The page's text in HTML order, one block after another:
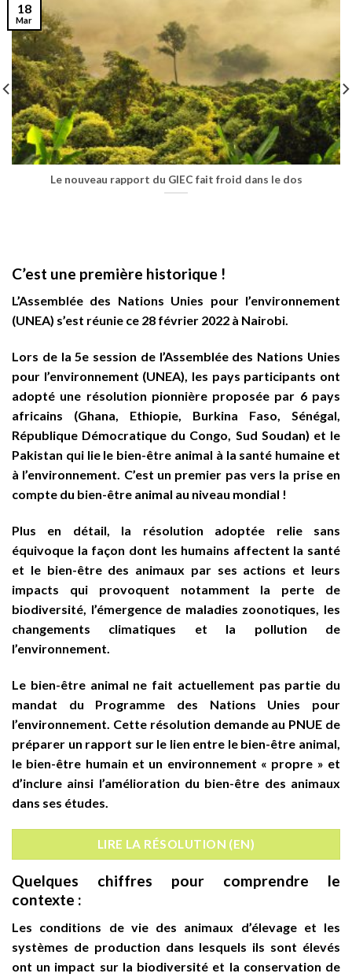
Le nouveau rapport du GIEC fait froid dans le dos
18
Mar
C’est une première historique !
L’Assemblée des Nations Unies pour l’environnement
(UNEA) s’est réunie ce 28 février 2022 à Nairobi.
Lors de la 5e session de l’Assemblée des Nations Unies
pour l’environnement (UNEA), les pays participants ont
adopté une résolution pionnière proposée par 6 pays
africains (Ghana, Ethiopie, Burkina Faso, Sénégal,
République Démocratique du Congo, Sud Soudan) et le
Pakistan qui lie le bien-être animal à la santé humaine et
à l’environnement. C’est un premier pas vers la prise en
compte du bien-être animal au niveau mondial !
Plus en détail, la résolution adoptée relie sans
équivoque la façon dont les humains affectent la santé
et le bien-être des animaux par ses actions et leurs
impacts qui provoquent notamment la perte de
biodiversité, l’émergence de maladies zoonotiques, les
changements climatiques et la pollution de
l’environnement.
Le bien-être animal ne fait actuellement pas partie du
mandat du Programme des Nations Unies pour
l’environnement. Cette résolution demande au PNUE de
préparer un rapport sur le lien entre le bien-être animal,
le bien-être humain et un environnement « propre » et
d’inclure ainsi l’amélioration du bien-être des animaux
dans ses études.
LIRE LA RÉSOLUTION (EN)
Quelques chiffres pour comprendre le
contexte :
Les conditions de vie des animaux d’élevage et les
systèmes de production dans lesquels ils sont élevés
ont un impact sur la biodiversité et la conservation de